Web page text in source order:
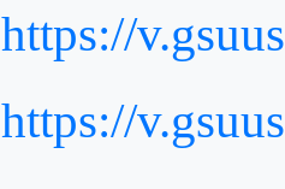
https://
https://